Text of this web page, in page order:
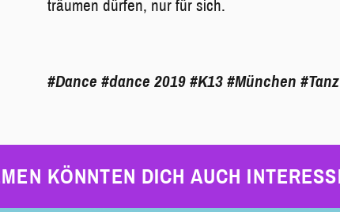
träumen dürfen, nur für sich.
#Dance #dance 2019 #K13 #München #Tanz
KÖNNTEN DICH AUCH